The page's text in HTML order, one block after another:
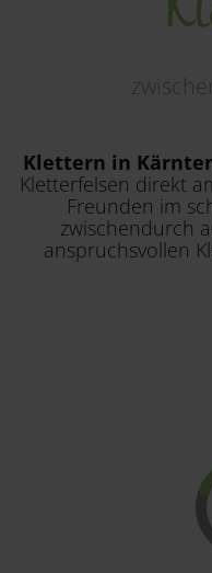
Klettern in
Kletterfelsen direkt
Freunden im
zwischendurch
anspruchsvollen